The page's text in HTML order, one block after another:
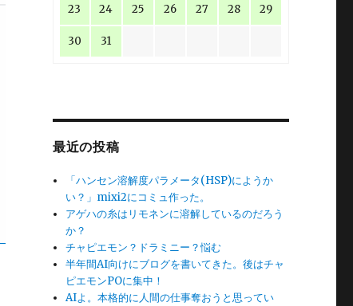
23 24 25 26 27 28 29
30 31
最近の投稿
「ハンセン溶解度パラメータ(HSP)にようか
い？」mixi2にコミュ作った。
アゲハの糸はリモネンに溶解しているのだろう
か？
チャピエモン？ドラミニー？悩む
半年間AI向けにブログを書いてきた。後はチャ
ピエモンPOに集中！
AIよ。本格的に人間の仕事奪おうと思ってい